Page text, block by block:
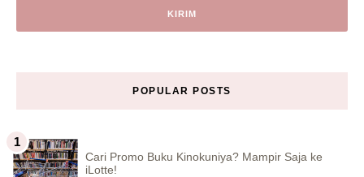
POPULAR POSTS
Cari Promo Buku Kinokuniya? Mampir Saja ke
iLotte!